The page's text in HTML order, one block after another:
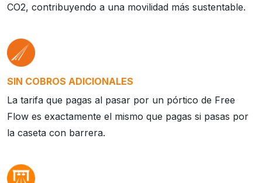
CO2, contribuyendo a una movilidad más sustentable.
SIN COBROS ADICIONALES
La tarifa que pagas al pasar por un pórtico de Free
Flow es exactamente el mismo que pagas si pasas por
la caseta con barrera.